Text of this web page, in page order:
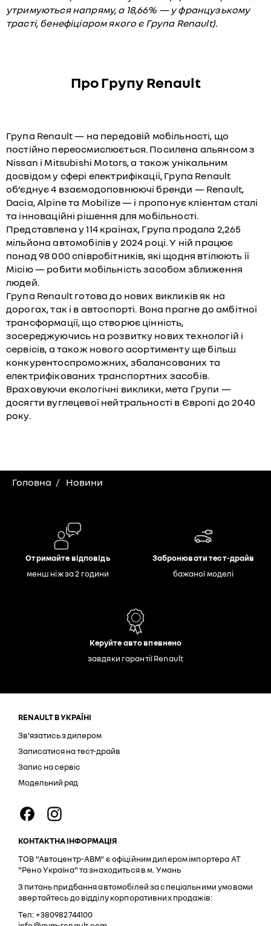
утримуються напряму, а 18,66% — у французькому
трасті, бенефіціаром якого є Група Renault).
Про Групу Renault
Група Renault — на передовій мобільності, що
постійно переосмислюється. Посилена альянсом з
Nissan і Mitsubishi Motors, а також унікальним
досвідом у сфері електрифікації, Група Renault
об’єднує 4 взаємодоповнюючі бренди — Renault,
Dacia, Alpine та Mobilize — і пропонує клієнтам сталі
та інноваційні рішення для мобільності.
Представлена у 114 країнах, Група продала 2,265
мільйона автомобілів у 2024 році. У ній працює
понад 98 000 співробітників, які щодня втілюють її
Місію — робити мобільність засобом зближення
людей.
Група Renault готова до нових викликів як на
дорогах, так і в автоспорті. Вона прагне до амбітної
трансформації, що створює цінність,
зосереджуючись на розвитку нових технологій і
сервісів, а також нового асортименту ще більш
конкурентоспроможних, збалансованих та
електрифікованих транспортних засобів.
Враховуючи екологічні виклики, мета Групи —
досягти вуглецевої нейтральності в Європі до 2040
року.
Головна Новини
Отримайте відповідь
менш ніж за 2 години
Забронювати тест-драйв
бажаної моделі
Керуйте авто впевнено
завдяки гарантії Renault
RENAULT В УКРАЇНІ
Зв'язатись з дилером
Записатися на тест-драйв
Запис на сервіс
Модельний ряд
КОНТАКТНА ІНФОРМАЦІЯ
ТОВ "Автоцентр-АВМ" є офіційним дилером імпортера АТ
"Рено Україна" та знаходиться в м. Умань
З питань придбання автомобілей за спеціальними умовами
звертайтесь до відділу корпоративних продажів:
Тел: +380982744100